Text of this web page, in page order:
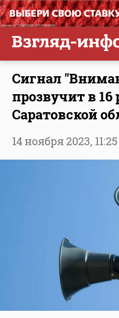
Сигнал
прозвучит в 16
Саратовской
14 ноября 2023, 11:25